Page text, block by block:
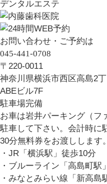
デンタルエステ
お問い合わせ・ご予約は
045-441-0708
〒220-0011
神奈川県横浜市西区高島2
ABEビル7F
駐車場完備
お車は岩井パーキング（フ
駐車して下さい。会計時に
30分無料券をお渡しします。
・JR「横浜駅」徒歩10分
・ブルーライン「高島町駅
・みなとみらい線「新高島